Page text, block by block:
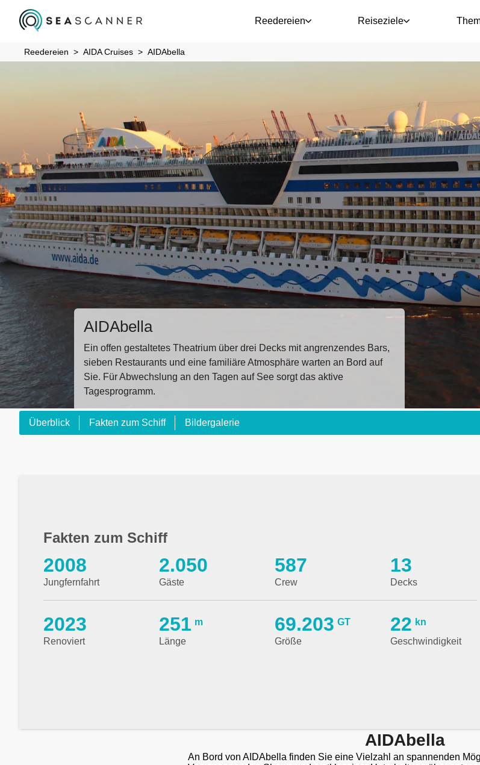
Reedereien Reiseziele
Reedereien AIDA Cruises AIDAbella
AIDAbella
Ein offen gestaltetes Theatrium über drei Decks mit angrenzendes Bars,
sieben Restaurants und eine familiäre Atmosphäre warten an Bord auf
Sie. Für Abwechslung an den Tagen auf See sorgt das aktive
Tagesprogramm.
Überblick Fakten zum Schiff Bildergalerie
Fakten zum Schiff
Jungfernfahrt
2008
Gäste
2.050
Crew
587
Decks
13
Renoviert
2023
Länge
251 m
Größe
69.203 GT
Geschwindigkeit
22 kn
AIDAbella
An Bord von AIDAbella finden Sie eine Vielzahl an spannenden